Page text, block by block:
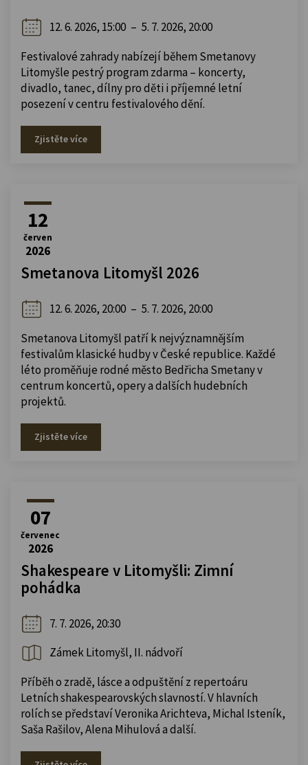
12. 6. 2026, 15:00 – 5. 7. 2026, 20:00
Festivalové zahrady nabízejí během Smetanovy
Litomyšle pestrý program zdarma – koncerty,
divadlo, tanec, dílny pro děti i příjemné letní
posezení v centru festivalového dění.
Zjistěte více
12
červen
2026
Smetanova Litomyšl 2026
12. 6. 2026, 20:00 – 5. 7. 2026, 20:00
Smetanova Litomyšl patří k nejvýznamnějším
festivalům klasické hudby v České republice. Každé
léto proměňuje rodné město Bedřicha Smetany v
centrum koncertů, opery a dalších hudebních
projektů.
Zjistěte více
07
červenec
2026
Shakespeare v Litomyšli: Zimní
pohádka
7. 7. 2026, 20:30
Zámek Litomyšl, II. nádvoří
Příběh o zradě, lásce a odpuštění z repertoáru
Letních shakespearovských slavností. V hlavních
rolích se představí Veronika Arichteva, Michal Isteník,
Saša Rašilov, Alena Mihulová a další.